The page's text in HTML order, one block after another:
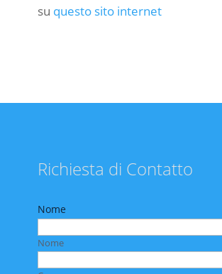
su questo sito internet
Richiesta di Contatto
Nome
Nome